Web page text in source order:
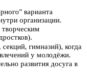
варианта
организации.
гимназий), когда
у молодёжи.
развития досуга в